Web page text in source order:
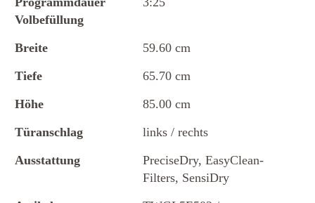
Volbefüllung
Breite
59.60 cm
Tiefe
65.70 cm
Höhe
85.00 cm
Türanschlag
links / rechts
Ausstattung
PreciseDry, EasyClean-
Filters, SensiDry